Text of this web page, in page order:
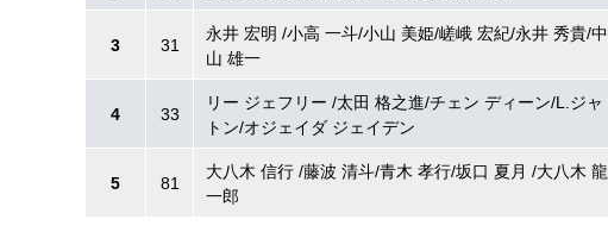
3 31
永井 宏明 /小高 一斗/小山 美姫/嵯峨 宏紀/永井 秀貴/中
山 雄一
4 33
リー ジェフリー /太田 格之進/チェン ディーン/L.ジャ
トン/オジェイダ ジェイデン
5 81
大八木 信行 /藤波 清斗/青木 孝行/坂口 夏月 /大八木 龍
一郎